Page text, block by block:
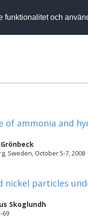
funktionalitet och
of ammonia and
Sweden, October 5-7, 2008
particles
Skoglundh
69